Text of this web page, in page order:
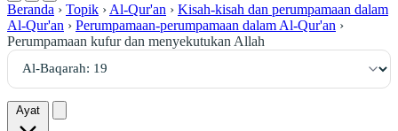
Beranda › Topik › Al-Qur'an › Kisah-kisah dan perumpamaan dalam
Al-Qur'an › Perumpamaan-perumpamaan dalam Al-Qur'an ›
Perumpamaan kufur dan menyekutukan Allah
Ayat